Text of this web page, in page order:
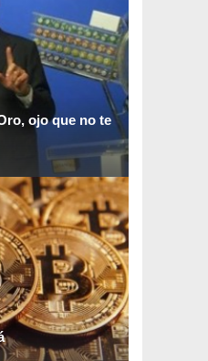
...
ojo que no te
5 numeritos
boleta y sentir ese
...